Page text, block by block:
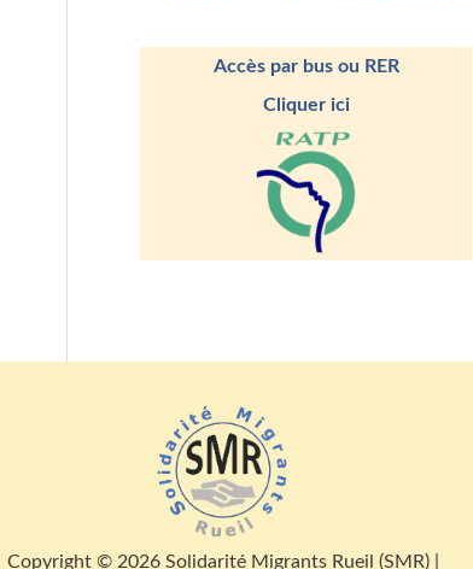
Accès par bus ou RER
Cliquer ici
Copyright © 2026 Solidarité Migrants Rueil (SMR) |